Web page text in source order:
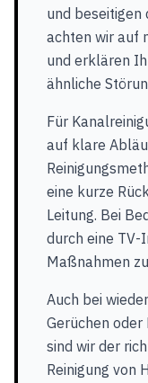
und
achten wir auf
und erklären
ähnliche
Für
auf klare
eine kurze
Leitung. Bei
durch eine
Maßnahmen
Auch bei
Gerüchen
sind wir der
Reinigung von